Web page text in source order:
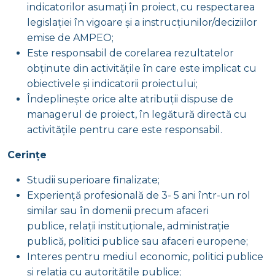
indicatorilor asumați în proiect, cu respectarea
legislației în vigoare și a instrucțiunilor/deciziilor
emise de AMPEO;
Este responsabil de corelarea rezultatelor
obținute din activitățile în care este implicat cu
obiectivele și indicatorii proiectului;
Îndeplinește orice alte atribuții dispuse de
managerul de proiect, în legătură directă cu
activitățile pentru care este responsabil.
Cerințe
Studii superioare finalizate;
Experiență profesională de 3- 5 ani într-un rol
similar sau în domenii precum afaceri
publice, relații instituționale, administrație
publică, politici publice sau afaceri europene;
Interes pentru mediul economic, politici publice
și relația cu autoritățile publice;